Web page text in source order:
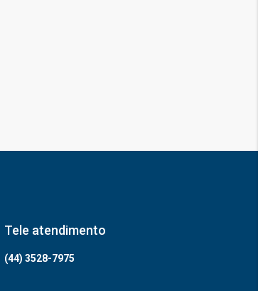
Tele atendimento
(44) 3528-7975